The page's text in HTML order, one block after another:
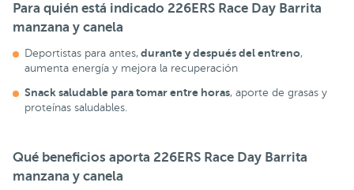
Para quién está indicado 226ERS Race Day Barrita
manzana y canela
Deportistas para antes, durante y después del entreno,
aumenta energía y mejora la recuperación
Snack saludable para tomar entre horas, aporte de grasas y
proteínas saludables.
Qué beneficios aporta 226ERS Race Day Barrita
manzana y canela